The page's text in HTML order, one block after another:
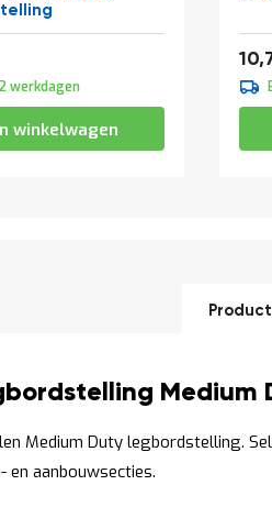
werkdagen
winkelwagen
Medium
Medium Duty legbordstelling.
en aanbouwsecties.